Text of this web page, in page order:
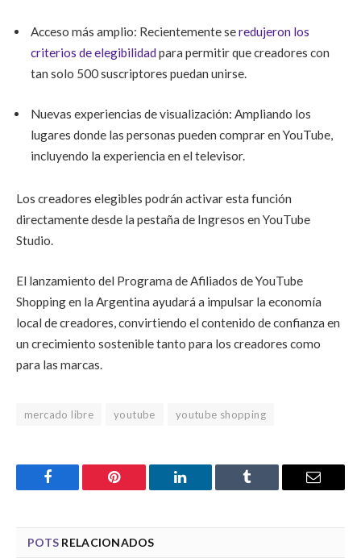
Acceso más amplio: Recientemente seredujeron los
criterios de elegibilidadpara permitir que creadores con
tan solo 500 suscriptores puedan unirse.
Nuevas experiencias de visualización: Ampliando los
lugares donde las personas pueden comprar en YouTube,
incluyendo la experiencia en el televisor.
Los creadores elegibles podrán activar esta función
directamente desde la pestaña de Ingresos en YouTube
Studio.
El lanzamiento del Programa de Afiliados de YouTube
Shopping en la Argentina ayudará a impulsar la economía
local de creadores, convirtiendo el contenido de confianza en
un crecimiento sostenible tanto para los creadores como
para las marcas.
mercado libre youtube youtube shopping
Facebook Pinterest LinkedIn Tumblr Email
POTS RELACIONADOS